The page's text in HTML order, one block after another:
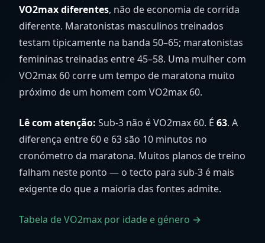
VO2max diferentes, não de economia de corrida
diferente. Maratonistas masculinos treinados
testam tipicamente na banda 50–65; maratonistas
femininas treinadas entre 45–58. Uma mulher com
VO2max 60 corre um tempo de maratona muito
próximo de um homem com VO2max 60.
Lê com atenção: Sub-3 não é VO2max 60. É 63. A
diferença entre 60 e 63 são 10 minutos no
cronómetro da maratona. Muitos planos de treino
falham neste ponto — o tecto para sub-3 é mais
exigente do que a maioria das fontes admite.
Tabela de VO2max por idade e género →